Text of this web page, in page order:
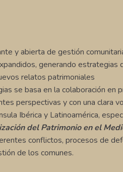
y abierta de gestión
generando estrategias
relatos patrimoniales
se basa en la colaboración en
perspectivas y con una clara
Ibérica y Latinoamérica,
del Patrimonio en el
conflictos, procesos de
de los comunes.